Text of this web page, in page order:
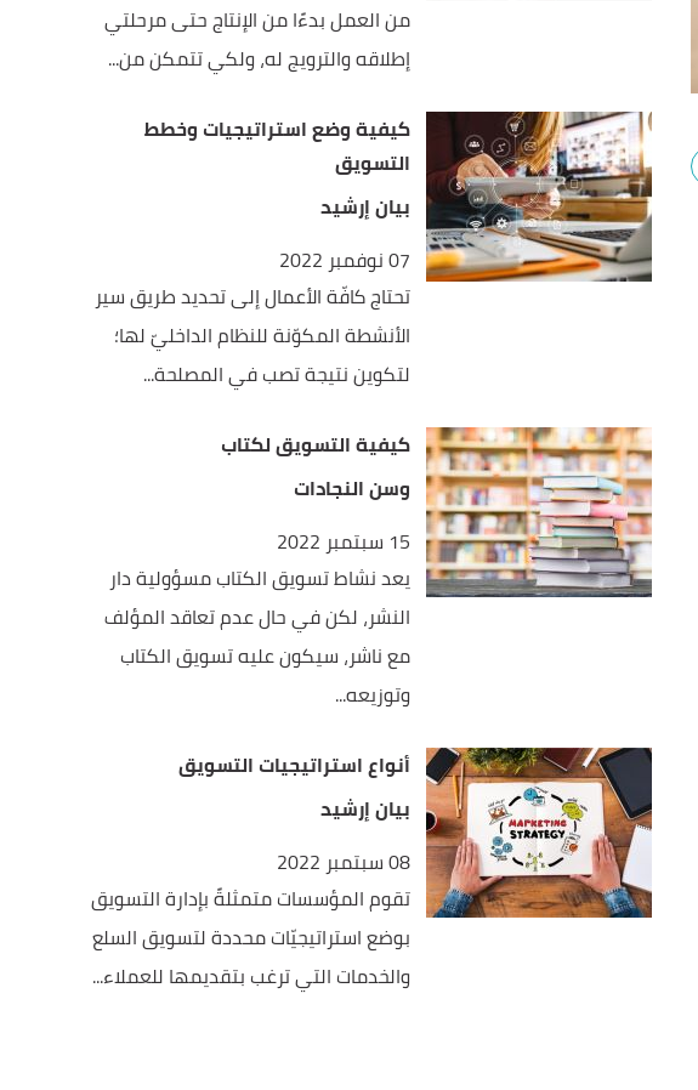
من العمل بدءًا من الإنتاج حتى مرحلتي
إطلاقه والترويج له، ولكي تتمكن من...
كيفية وضع استراتيجيات وخطط
التسويق
بيان إرشيد
07 نوفمبر 2022
تحتاج كافّة الأعمال إلى تحديد طريق سير
الأنشطة المكوّنة للنظام الداخليّ لها؛
لتكوين نتيجة تصب في المصلحة...
كيفية التسويق لكتاب
وسن النجادات
15 سبتمبر 2022
يعد نشاط تسويق الكتاب مسؤولية دار
النشر، لكن في حال عدم تعاقد المؤلف
مع ناشر، سيكون عليه تسويق الكتاب
وتوزيعه...
أنواع استراتيجيات التسويق
بيان إرشيد
08 سبتمبر 2022
تقوم المؤسسات متمثلةً بإدارة التسويق
بوضع استراتيجيّات محددة لتسويق السلع
والخدمات التي ترغب بتقديمها للعملاء...